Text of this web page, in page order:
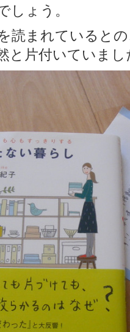
しょう。
読まれていると
然と片付いてい